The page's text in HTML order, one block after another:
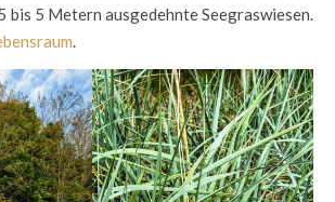
bis 5 Metern ausgedehnte Seegraswiesen.
.